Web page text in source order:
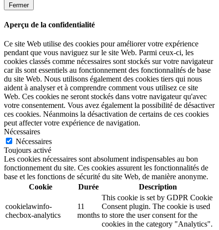
Fermer
Aperçu de la confidentialité
Ce site Web utilise des cookies pour améliorer votre expérience
pendant que vous naviguez sur le site Web. Parmi ceux-ci, les
cookies classés comme nécessaires sont stockés sur votre navigateur
car ils sont essentiels au fonctionnement des fonctionnalités de base
du site Web. Nous utilisons également des cookies tiers qui nous
aident à analyser et à comprendre comment vous utilisez ce site
Web. Ces cookies ne seront stockés dans votre navigateur qu'avec
votre consentement. Vous avez également la possibilité de désactiver
ces cookies. Néanmoins la désactivation de certains de ces cookies
peut affecter votre expérience de navigation.
Nécessaires
Nécessaires
Toujours activé
Les cookies nécessaires sont absolument indispensables au bon
fonctionnement du site. Ces cookies assurent les fonctionnalités de
base et les fonctions de sécurité du site Web, de manière anonyme.
Cookie
Durée Description
cookielawinfo-
checbox-analytics
11
months
This cookie is set by GDPR Cookie
Consent plugin. The cookie is used
to store the user consent for the
cookies in the category "Analytics".